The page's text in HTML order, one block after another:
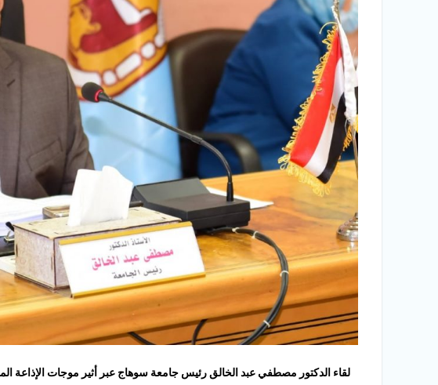
لقاء الدكتور مصطفي عبد الخالق رئيس جامعة سوهاج عبر أثير موجات الإذاعة